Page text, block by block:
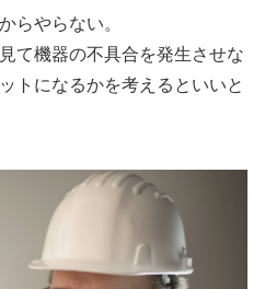
らやらない。
て機器の不具合を発生させな
トになるかを考えるといいと